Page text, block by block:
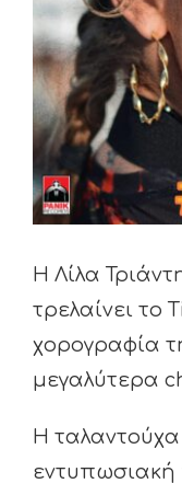
Η Λίλα
τρελαίνει το
χορογραφία
μεγαλύτερα
Η